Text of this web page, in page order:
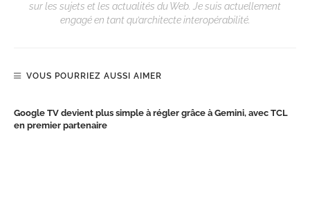
sur les sujets et les actualités du Web. Je suis actuellement
engagé en tant qu’architecte interopérabilité.
VOUS POURRIEZ AUSSI AIMER
Google TV devient plus simple à régler grâce à Gemini, avec TCL
en premier partenaire